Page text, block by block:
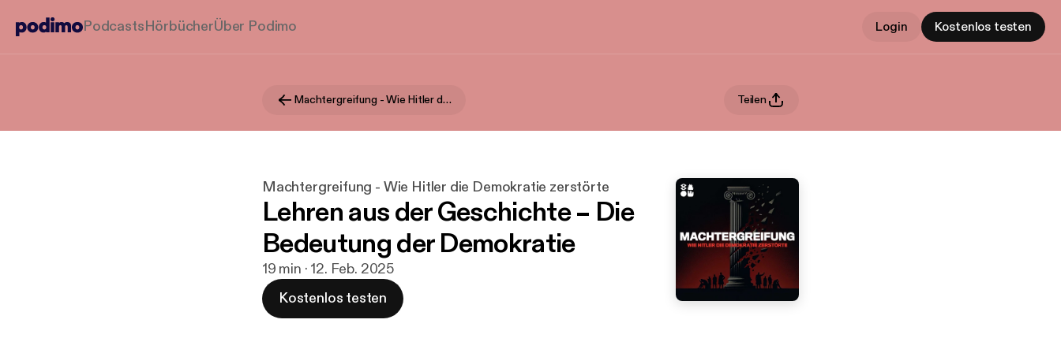
PodcastsHörbücherÜber Podimo Login Kostenlos testen
Machtergreifung - Wie Hitler die Demokratie zerstörte Teilen
Machtergreifung - Wie Hitler die Demokratie zerstörte
Lehren aus der Geschichte – Die
Bedeutung der Demokratie
19 min · 12. Feb. 2025
Kostenlos testen